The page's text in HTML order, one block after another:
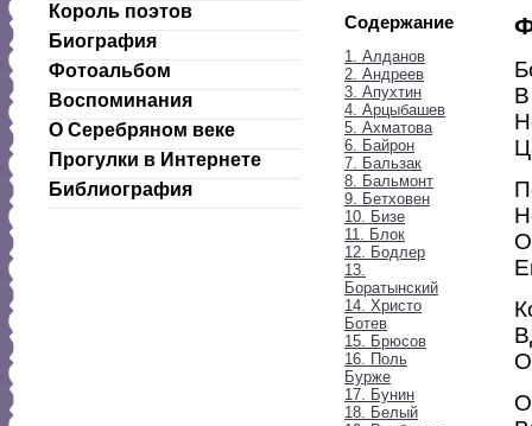
Король поэтов
Биография
Фотоальбом
Воспоминания
О Серебряном веке
Прогулки в Интернете
Библиография
Содержание
1. Алданов
2. Андреев
3. Апухтин
4. Арцыбашев
5. Ахматова
6. Байрон
7. Бальзак
8. Бальмонт
9. Бетховен
10. Бизе
11. Блок
12. Бодлер
13.
Боратынский
14. Христо
Ботев
15. Брюсов
16. Поль
Бурже
17. Бунин
18. Белый